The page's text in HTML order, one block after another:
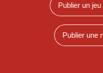
Publier un
Publier une